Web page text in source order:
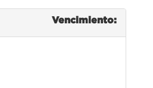
Vencimiento: